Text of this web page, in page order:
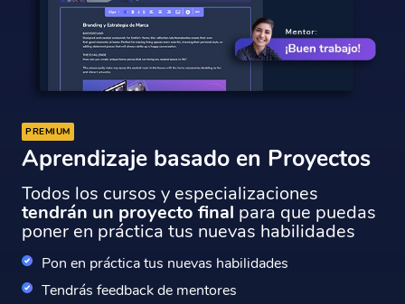
PREMIUM
Aprendizaje basado en Proyectos
Todos los cursos y especializaciones
tendrán un proyecto final para que puedas
poner en práctica tus nuevas habilidades
Pon en práctica tus nuevas habilidades
Tendrás feedback de mentores